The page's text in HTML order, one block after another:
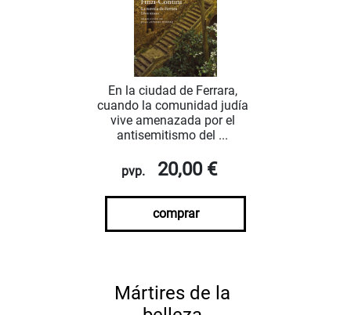
En la ciudad de Ferrara,
cuando la comunidad judía
vive amenazada por el
antisemitismo del ...
pvp. 20,00 €
comprar
Mártires de la